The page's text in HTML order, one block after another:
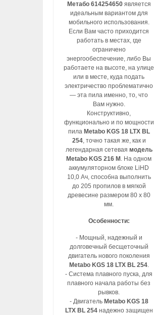
Метабо 614254650является
идеальным вариантом для
мобильного использования.
Если Вам часто приходится
работать в местах, где
ограничено
энергообеспечение, либо Вы
работаете на высоте, на улице
или в месте, куда подать
электричество проблематично
— эта пила именно, то, что
Вам нужно.
Конструктивно,
функционально и по мощности
пила Metabo KGS 18 LTX BL
254, точно такая же, как и
легендарная сетевая модель
Metabo KGS 216 M . На одном
аккумуляторном блоке LiHD
10,0 Ач, способна выполнить
до 205 пропилов в мягкой
древесине размером 80 x 80
мм.
Особенности:
- Мощный, надежный и
долговечный бесщеточный
двигатель нового поколения
Metabo KGS 18 LTX BL 254.
- Система плавного пуска, для
плавного начала работы без
рывков.
- Двигатель Metabo KGS 18
LTX BL 254надежно защищен